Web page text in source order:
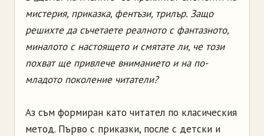
мистерия, приказка, фентъзи, трилър. Защо
решихте да съчетаете реалното с фантазното,
миналото с настоящето и смятате ли, че този
похват ще привлече вниманието и на по-
младото поколение читатели?
Аз съм формиран като читател по класическия
метод. Първо с приказки, после с детски и